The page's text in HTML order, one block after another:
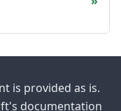
is provided as is.
documentation